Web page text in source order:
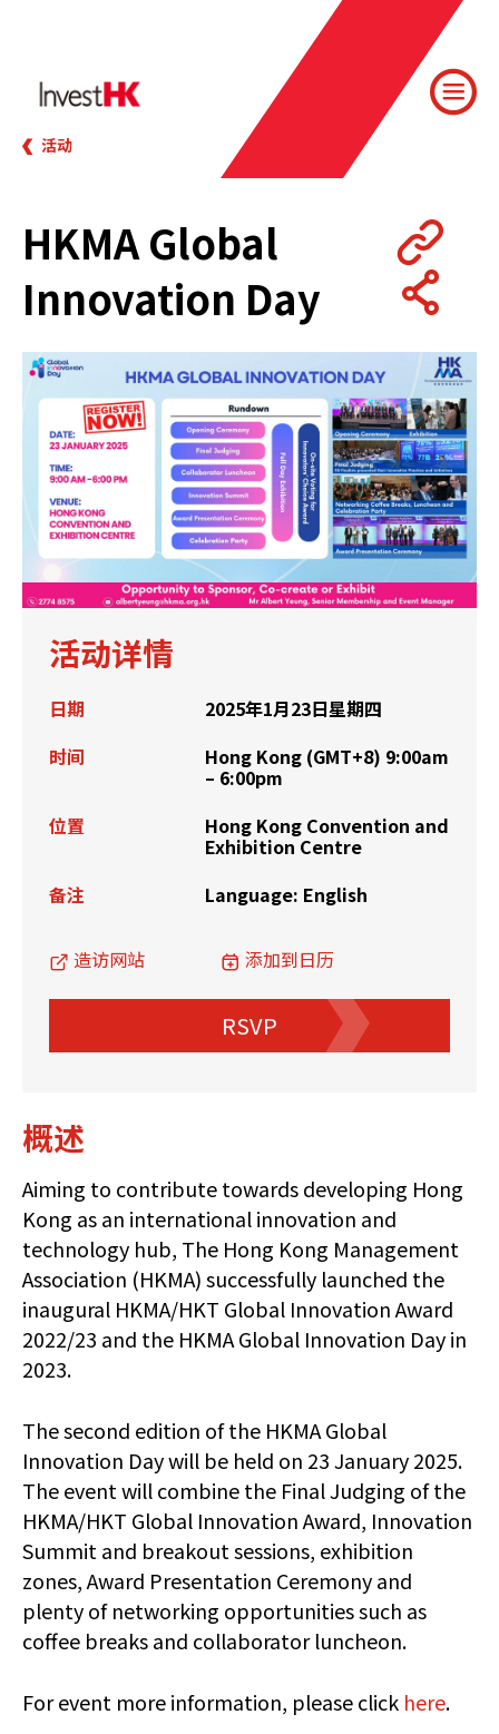
活动
HKMA Global
Innovation Day
活动详情
日期
2025年1月23日星期四
时间
Hong Kong (GMT+8) 9:00am
– 6:00pm
位置
Hong Kong Convention and
Exhibition Centre
备注
Language: English
造访网站 添加到日历
RSVP
概述
Aiming to contribute towards developing Hong
Kong as an international innovation and
technology hub, The Hong Kong Management
Association (HKMA) successfully launched the
inaugural HKMA/HKT Global Innovation Award
2022/23 and the HKMA Global Innovation Day in
2023.
The second edition of the HKMA Global
Innovation Day will be held on 23 January 2025.
The event will combine the Final Judging of the
HKMA/HKT Global Innovation Award, Innovation
Summit and breakout sessions, exhibition
zones, Award Presentation Ceremony and
plenty of networking opportunities such as
coffee breaks and collaborator luncheon.
For event more information, please click here.